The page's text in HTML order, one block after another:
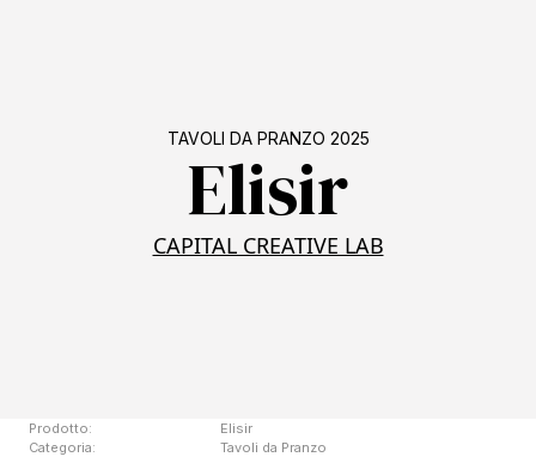
TAVOLI DA PRANZO 2025
Elisir
CAPITAL CREATIVE LAB
Prodotto:
Categoria:
Elisir
Tavoli da Pranzo